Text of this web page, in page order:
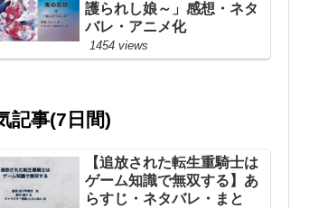
護られし娘～」感想・ネタ
バレ・アニメ化
1454 views
記事(7日間)
【追放された転生重騎士は
ゲーム知識で無双する】あ
らすじ・ネタバレ・まと